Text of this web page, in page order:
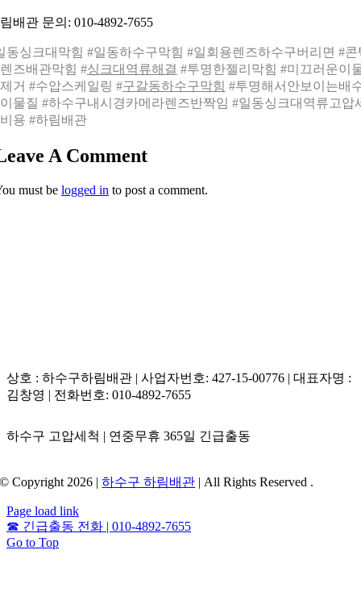
배관 문의: 010-4892-7655
동싱크대막힘 #일동하수구막힘 #일회용렌즈하수구버리면 #콘
즈배관막힘 #싱크대역류해결 #투명한젤리막힘 #미끄러운이
거 #수압스케일링 #구갈동하수구막힘 #투명해서안보이는배
물질 #하수구내시경카메라렌즈반짝임 #일동싱크대역류고압
용 #하림배관
A Comment
must be logged in to post a comment.
상호 : 하수구하림배관 | 사업자번호: 427-15-00776 | 대표자명 :
김창영 | 전화번호: 010-4892-7655
하수구 고압세척 | 연중무휴 365일 긴급출동
© Copyright 2026 |하수구 하림배관 | All Rights Reserved .
Page load link
☎ 긴급출동 전화 | 010-4892-7655
Go to Top